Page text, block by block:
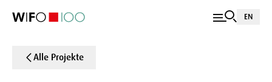
EN
Alle Projekte